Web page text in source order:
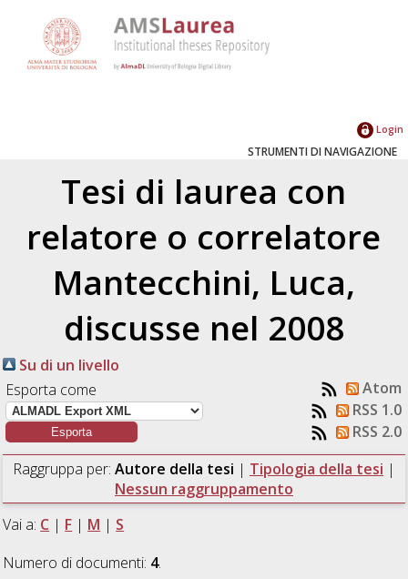
Login
STRUMENTI DI NAVIGAZIONE
Tesi di laurea con
relatore o correlatore
Mantecchini, Luca,
discusse nel 2008
Su di un livello
Esporta come
Atom
RSS 1.0
RSS 2.0
Raggruppa per: Autore della tesi | Tipologia della tesi |
Nessun raggruppamento
Vai a: C | F | M | S
Numero di documenti: 4.